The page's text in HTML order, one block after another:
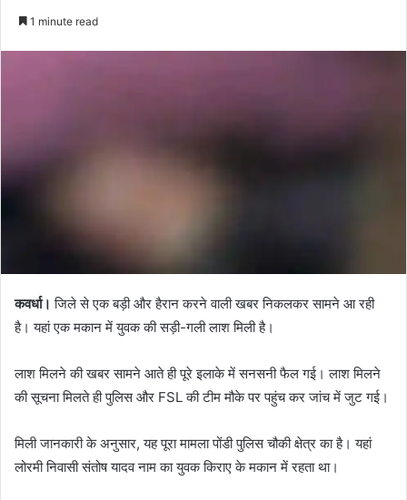
1 minute read
कवर्धा। जिले से एक बड़ी और हैरान करने वाली खबर निकलकर सामने आ रही
है। यहां एक मकान में युवक की सड़ी-गली लाश मिली है।
लाश मिलने की खबर सामने आते ही पूरे इलाके में सनसनी फैल गई। लाश मिलने
की सूचना मिलते ही पुलिस और FSL की टीम मौके पर पहुंच कर जांच में जुट गई।
मिली जानकारी के अनुसार, यह पूरा मामला पोंडी पुलिस चौकी क्षेत्र का है। यहां
लोरमी निवासी संतोष यादव नाम का युवक किराए के मकान में रहता था।